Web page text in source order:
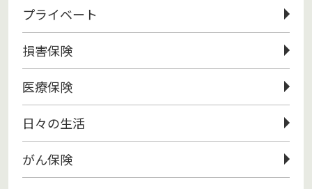
プライベート
損害保険
医療保険
日々の生活
がん保険